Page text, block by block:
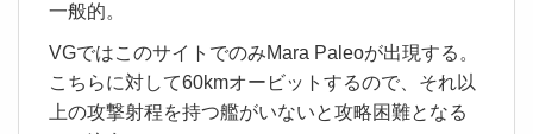
一般的。
VGではこのサイトでのみMara Paleoが出現する。
こちらに対して60kmオービットするので、それ以
上の攻撃射程を持つ艦がいないと攻略困難となる